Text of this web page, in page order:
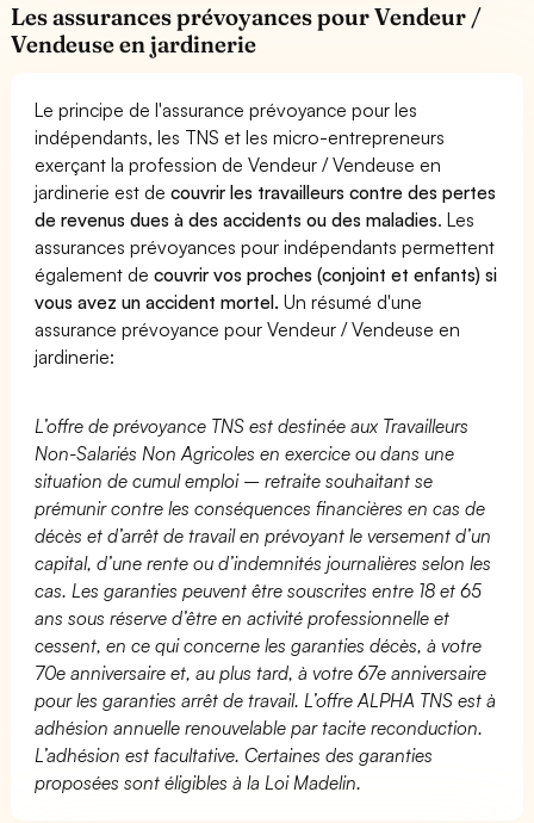
Les assurances prévoyances pour Vendeur /
Vendeuse en jardinerie
Le principe de l'assurance prévoyance pour les
indépendants, les TNS et les micro-entrepreneurs
exerçant la profession de Vendeur / Vendeuse en
jardinerie est decouvrir les travailleurs contre des pertes
de revenus dues à des accidents ou des maladies. Les
assurances prévoyances pour indépendants permettent
également decouvrir vos proches (conjoint et enfants) si
vous avez un accident mortel. Un résumé d'une
assurance prévoyance pour Vendeur / Vendeuse en
jardinerie:
L’offre de prévoyance TNS est destinée aux Travailleurs
Non-Salariés Non Agricoles en exercice ou dans une
situation de cumul emploi – retraite souhaitant se
prémunir contre les conséquences financières en cas de
décès et d’arrêt de travail en prévoyant le versement d’un
capital, d’une rente ou d’indemnités journalières selon les
cas. Les garanties peuvent être souscrites entre 18 et 65
ans sous réserve d’être en activité professionnelle et
cessent, en ce qui concerne les garanties décès, à votre
70e anniversaire et, au plus tard, à votre 67e anniversaire
pour les garanties arrêt de travail. L’offre ALPHA TNS est à
adhésion annuelle renouvelable par tacite reconduction.
L’adhésion est facultative. Certaines des garanties
proposées sont éligibles à la Loi Madelin.